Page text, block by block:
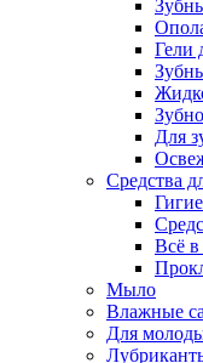
Гели
Для
Средства
Всё в
Мыло
Влажные
Для